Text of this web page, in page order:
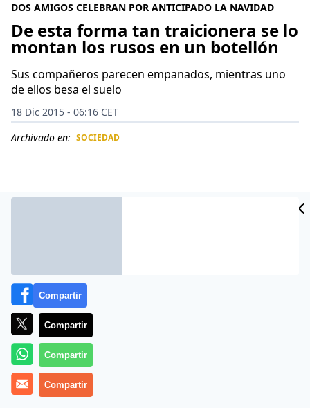
DOS AMIGOS CELEBRAN POR ANTICIPADO LA NAVIDAD
De esta forma tan traicionera se lo
montan los rusos en un botellón
Sus compañeros parecen empanados, mientras uno
de ellos besa el suelo
18 Dic 2015 - 06:16 CET
Archivado en: SOCIEDAD
Así pasan una entrañable velada: fumando porros y
bebiendo como cosacos al ritmo de una alegre
canción.
Compartir
Compartir
Compartir
Compartir